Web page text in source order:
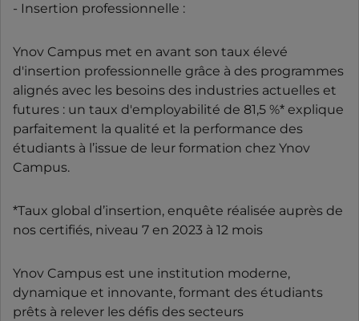
- Insertion professionnelle :
Ynov Campus met en avant son taux élevé
d'insertion professionnelle grâce à des programmes
alignés avec les besoins des industries actuelles et
futures : un taux d'employabilité de 81,5 %* explique
parfaitement la qualité et la performance des
étudiants à l’issue de leur formation chez Ynov
Campus.
*Taux global d’insertion, enquête réalisée auprès de
nos certifiés, niveau 7 en 2023 à 12 mois
Ynov Campus est une institution moderne,
dynamique et innovante, formant des étudiants
prêts à relever les défis des secteurs